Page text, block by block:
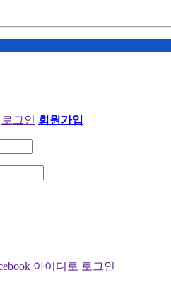
로그인 회원가입
아이디로 로그인